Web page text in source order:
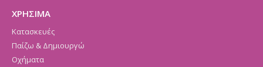
ΧΡΗΣΙΜΑ
Κατασκευές
Παίζω & Δημιουργώ
Οχήματα